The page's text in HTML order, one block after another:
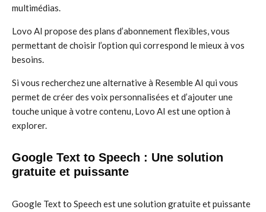
multimédias.
Lovo AI propose des plans d’abonnement flexibles, vous
permettant de choisir l’option qui correspond le mieux à vos
besoins.
Si vous recherchez une alternative à Resemble AI qui vous
permet de créer des voix personnalisées et d’ajouter une
touche unique à votre contenu, Lovo AI est une option à
explorer.
Google Text to Speech : Une solution
gratuite et puissante
Google Text to Speech est une solution gratuite et puissante